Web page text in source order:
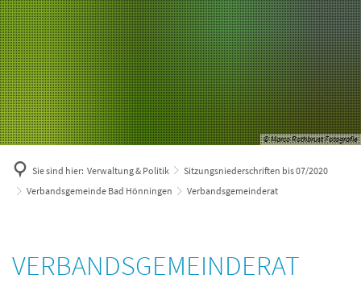
© Marco Rothbrust Fotografie
Sie sind hier: Verwaltung & Politik
Sitzungsniederschriften bis 07/2020
Verbandsgemeinde Bad Hönningen
Verbandsgemeinderat
Verbandsgemeinderat
VERBANDSGEMEINDERAT